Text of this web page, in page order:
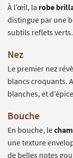
À l’œil, la robe
distingue par une
subtils reflets verts.
Nez
Le premier nez
blancs croquants.
blanches, et
Bouche
En bouche, le
une texture
de belles notes